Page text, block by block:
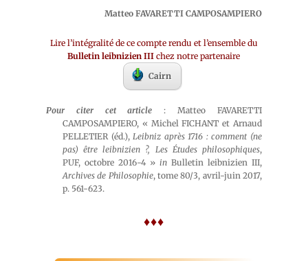
Matteo FAVARETTI CAMPOSAMPIERO
Lire l’intégralité de ce compte rendu et l’ensemble du
Bulletin leibnizien IIIchez notre partenaire
Cairn
Pour citer cet article : Matteo FAVARETTI
CAMPOSAMPIERO, « Michel FICHANT et Arnaud
PELLETIER (éd.),Leibniz après 1716 : comment (ne
pas) être leibnizien ?, Les Études philosophiques,
PUF, octobre 2016-4 » inBulletin leibnizien III,
Archives de Philosophie, tome 80/3, avril-juin 2017,
p. 561-623.
♦♦♦